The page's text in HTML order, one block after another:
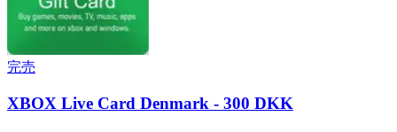
完売
XBOX Live Card Denmark - 300 DKK